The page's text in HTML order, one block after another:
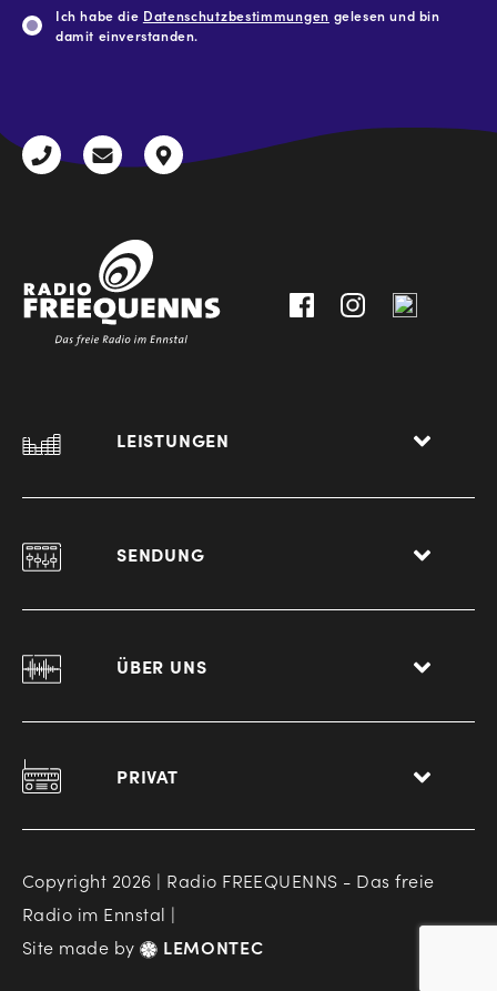
Ich habe die Datenschutzbestimmungen gelesen und bin
damit einverstanden.
+43
radio@freequenns.at
Kulturhausstraße
LEISTUNGEN
SENDUNG
ÜBER UNS
PRIVAT
Copyright 2026 | Radio FREEQUENNS - Das freie
Radio im Ennstal |
Site made by
LEMONTEC